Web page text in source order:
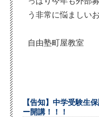
う非常に悩ましい
自由塾町屋教室
【告知】中学受験生
ー開講！！！